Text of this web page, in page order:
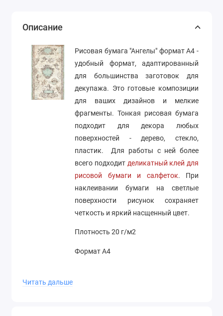
Описание
Рисовая бумага "Ангелы" формат А4 -
удобный формат, адаптированный
для большинства заготовок для
декупажа. Это готовые композиции
для ваших дизайнов и мелкие
фрагменты. Тонкая рисовая бумага
подходит для декора любых
поверхностей - дерево, стекло,
пластик. Для работы с ней более
всего подходит деликатный клей для
рисовой бумаги и салфеток. При
наклеивании бумаги на светлые
поверхности рисунок сохраняет
четкость и яркий насщенный цвет.
Плотность 20 г/м2
Формат А4
Читать дальше